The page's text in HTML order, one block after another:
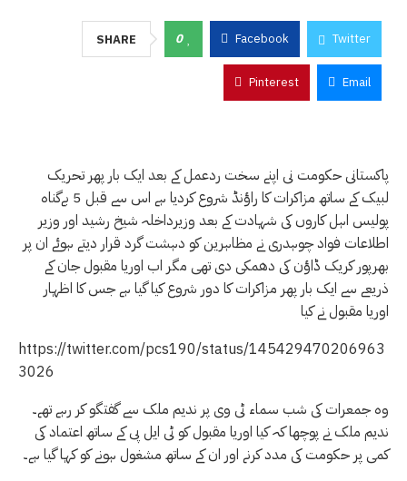
SHARE 0 Facebook Twitter
Pinterest Email
پاکستانی حکومت نی اپنے سخت ردعمل کے بعد ایک بار پھر تحریک
لبیک کے ساتھ مزاکرات کا راؤنڈ شروع کردیا ہے اس سے قبل 5 بےگناہ
پولیس اہل کاروں کی شہادت کے بعد وزیرداخلہ شیخ رشید اور وزیر
اطلاعات فواد چوہدری نے مظاہرین کو دہشت گرد قرار دیتے ہوئے ان پر
بھرپور کریک ڈاؤن کی دھمکی دی تھی مگر اب اوریا مقبول جان کے
ذریعے سے ایک بار پھر مزاکرات کا دور شروع کیا گیا ہے جس کا اظہار
اوریا مقبول نے کیا
https://twitter.com/pcs190/status/145429470206963
3026
وہ جمعرات کی شب سماء ٹی وی پر ندیم ملک سے گفتگو کر رہے تھے۔
ندیم ملک نے پوچھا کہ کیا اوریا مقبول کو ٹی ایل پی کے ساتھ اعتماد کی
کمی پر حکومت کی مدد کرنے اور ان کے ساتھ مشغول ہونے کو کہا گیا ہے۔